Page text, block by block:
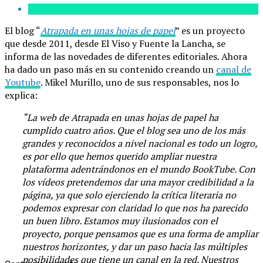
El blog “Atrapada en unas hojas de papel” es un proyecto
que desde 2011, desde El Viso y Fuente la Lancha, se
informa de las novedades de diferentes editoriales. Ahora
ha dado un paso más en su contenido creando un canal de
Youtube. Mikel Murillo, uno de sus responsables, nos lo
explica:
“La web de Atrapada en unas hojas de papel ha
cumplido cuatro años. Que el blog sea uno de los más
grandes y reconocidos a nivel nacional es todo un logro,
es por ello que hemos querido ampliar nuestra
plataforma adentrándonos en el mundo BookTube. Con
los vídeos pretendemos dar una mayor credibilidad a la
página, ya que solo ejerciendo la crítica literaria no
podemos expresar con claridad lo que nos ha parecido
un buen libro. Estamos muy ilusionados con el
proyecto, porque pensamos que es una forma de ampliar
nuestros horizontes, y dar un paso hacia las múltiples
posibilidades que tiene un canal en la red. Nuestros